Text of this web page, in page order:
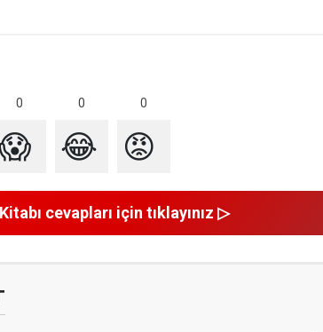
0 0 0
😂 😡
cevapları için tıklayınız ▷